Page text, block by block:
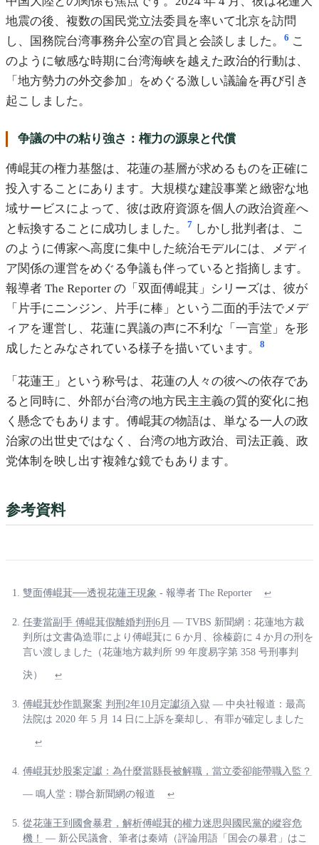
地震の後、複数の国民党立法委員を率いて北京を訪問
し、国務院台湾事務弁公室の官員と会談しました。
6 こ
のように敏感な時期に台湾海峡を越えた政治的行動は、
「地方勢力の外交参加」をめぐる激しい議論を再び引き
起こしました。
争議の中の粘り強さ：権力の源泉と代償
傅崐萁の権力基盤は、花蓮の基層が求めるものを正確に
投入することにあります。大規模な建設事業と緻密な地
域サービスによって、彼は政府資源を個人の政治資産へ
と転換することに成功しました。
7 しかし批判者は、こ
のように傅家へ高度に集中した統治モデルには、メディ
ア関係の運営をめぐる争議も伴っていると指摘します。
報導者 The Reporter の「双面傅崐萁」シリーズは、彼が
「片手にニンジン、片手に棒」という二面的手法でメデ
ィアを運営し、花蓮に異議の声に不利な「一言堂」を形
成したとみなされている様子を描いています。
8
「花蓮王」という称号は、花蓮の人々の彼への依存であ
ると同時に、外部が台湾の地方民主主義の質的変化に抱
く懸念でもあります。傅崐萁の物語は、単なる一人の政
治家の出世史ではなく、台湾の地方政治、司法正義、政
党体制を映し出す複雑な鏡でもあります。
参考資料
雙面傅崐萁──透視花蓮王現象 - 報導者 The Reporter ↩
任妻當副手 傅崐萁假離婚判刑6月 — TVBS 新聞網：花蓮地方裁
判所は文書偽造罪により傅崐萁に 6 か月、徐榛蔚に 4 か月の刑を
言い渡しました（花蓮地方裁判所 99 年度易字第 358 号刑事判
決） ↩
傅崐萁炒作凱聚案 判刑2年10月定讞須入獄 — 中央社報道：最高
法院は 2020 年 5 月 14 日に上訴を棄却し、有罪が確定しました
↩
傅崐萁炒股案定讞：為什麼當縣長被解職，當立委卻能帶職入監？
— 鳴人堂：聯合新聞網の報道 ↩
從花蓮王到國會暴君，解析傅崐萁的權力迷思與國民黨的縱容危
機！
— 新公民議會、筆者は秦靖（評論用語「国会の暴君」はこ